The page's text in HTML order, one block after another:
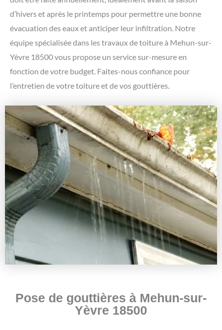
d’hivers et après le printemps pour permettre une bonne
évacuation des eaux et anticiper leur infiltration. Notre
équipe spécialisée dans les travaux de toiture à Mehun-sur-
Yèvre 18500 vous propose un service sur-mesure en
fonction de votre budget. Faites-nous confiance pour
l’entretien de votre toiture et de vos gouttières.
Pose de gouttières à Mehun-sur-
Yèvre 18500